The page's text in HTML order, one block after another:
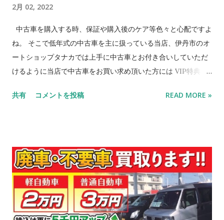
は、まずは信販会社...
2月 02, 2022
中古車を購入する時、保証や購入後のケア等色々と心配ですよ
ね。 そこで低年式の中古車を主に扱っている当店、伊丹市のオ
ートショップタナカでは上手に中古車とお付き合いしていただ
けるように当店で中古車をお買い求め頂いた方には VIP特典 と
ンスタンド、認証工場の強みを生かした当店の安心、お得なサ
内であれば 故障した箇所の部品代のみでの修理をお受けしてお
ります（認証工場としてやれる範囲の修理となります）（詳し
くはスタッフまでご確認下さい。） 【安心 ②】 当店でお車を
ご購入されたお客様には、次回の車検まで半年ごとにオイル交
換無料‼ 【安心 ③】 当店で車検を受けて頂いた場合、次回車検
共有 コメントを投稿 READ MORE »